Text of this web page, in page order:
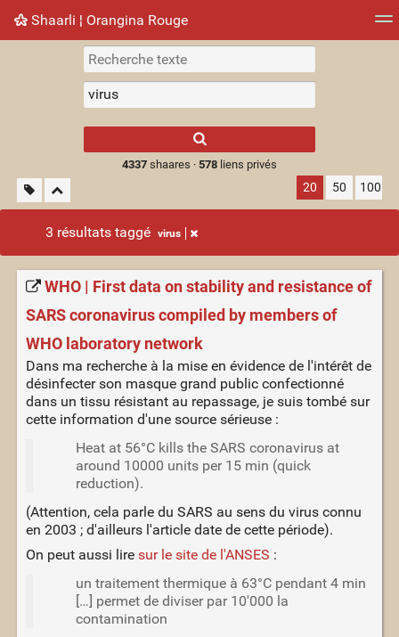
Shaarli ¦ Orangina Rouge
Nuage de tags Mur d'images
results.
4337shaares · 578liens privés
20 50 100
3 résultats taggé virus
WHO | First data on stability and resistance of
SARS coronavirus compiled by members of
WHO laboratory network
Dans ma recherche à la mise en évidence de l'intérêt de
désinfecter son masque grand public confectionné
dans un tissu résistant au repassage, je suis tombé sur
cette information d'une source sérieuse :
Heat at 56°C kills the SARS coronavirus at
around 10000 units per 15 min (quick
reduction).
(Attention, cela parle du SARS au sens du virus connu
en 2003 ; d'ailleurs l'article date de cette période).
On peut aussi lire sur le site de l'ANSES :
un traitement thermique à 63°C pendant 4 min
[…] permet de diviser par 10'000 la
contamination